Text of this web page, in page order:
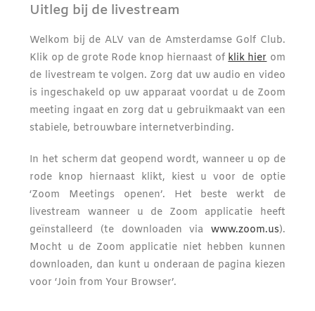
Uitleg bij de livestream
Welkom bij de ALV van de Amsterdamse Golf Club.
Klik op de grote Rode knop hiernaast of klik hier om
de livestream te volgen. Zorg dat uw audio en video
is ingeschakeld op uw apparaat voordat u de Zoom
meeting ingaat en zorg dat u gebruikmaakt van een
stabiele, betrouwbare internetverbinding.
In het scherm dat geopend wordt, wanneer u op de
rode knop hiernaast klikt, kiest u voor de optie
‘Zoom Meetings openen’. Het beste werkt de
livestream wanneer u de Zoom applicatie heeft
geïnstalleerd (te downloaden via www.zoom.us).
Mocht u de Zoom applicatie niet hebben kunnen
downloaden, dan kunt u onderaan de pagina kiezen
voor ‘Join from Your Browser’.